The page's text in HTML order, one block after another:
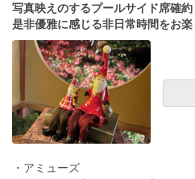
写真映えのするプールサイド席確約
是非優雅に感じる非日常時間をお楽
・アミューズ